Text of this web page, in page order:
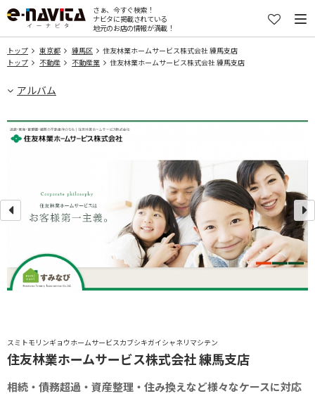
さぁ、今すぐ検索！
ナビタに掲載されている
地元のお店の情報が満載！
トップ 東京都 練馬区
住友林業ホームサービス株式会社 練馬支店
トップ
不動産 不動産業 住友林業ホームサービス株式会社 練馬支店
アルバム
スミトモリンギョウホームサービスカブシキガイシャネリマシテン
住友林業ホームサービス株式会社 練馬支店
相続・債務超過・資産整理・住み換えなど様々なケースに対応